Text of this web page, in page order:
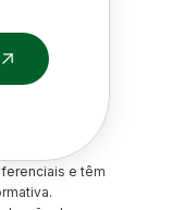
e têm